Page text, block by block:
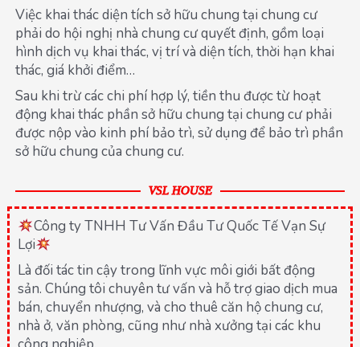
Việc khai thác diện tích sở hữu chung tại chung cư
phải do hội nghị nhà chung cư quyết định, gồm loại
hình dịch vụ khai thác, vị trí và diện tích, thời hạn khai
thác, giá khởi điểm…
Sau khi trừ các chi phí hợp lý, tiền thu được từ hoạt
động khai thác phần sở hữu chung tại chung cư phải
được nộp vào kinh phí bảo trì, sử dụng để bảo trì phần
sở hữu chung của chung cư.
VSL HOUSE
Công ty TNHH Tư Vấn Đầu Tư Quốc Tế Vạn Sự
Lợi
Là đối tác tin cậy trong lĩnh vực môi giới bất động
sản. Chúng tôi chuyên tư vấn và hỗ trợ giao dịch mua
bán, chuyển nhượng, và cho thuê căn hộ chung cư,
nhà ở, văn phòng, cũng như nhà xưởng tại các khu